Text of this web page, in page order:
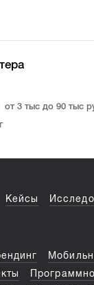
от 3 тыс до 90 тыс
Кейсы